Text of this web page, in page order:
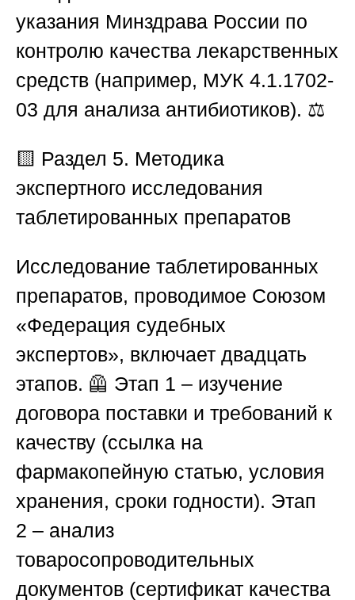
указания Минздрава России по
контролю качества лекарственных
средств (например, МУК 4.1.1702-
03 для анализа антибиотиков). ⚖️
🟨 Раздел 5. Методика
экспертного исследования
таблетированных препаратов
Исследование таблетированных
препаратов, проводимое Союзом
«Федерация судебных
экспертов», включает двадцать
этапов. 🦺 Этап 1 – изучение
договора поставки и требований к
качеству (ссылка на
фармакопейную статью, условия
хранения, сроки годности). Этап
2 – анализ
товаросопроводительных
документов (сертификат качества